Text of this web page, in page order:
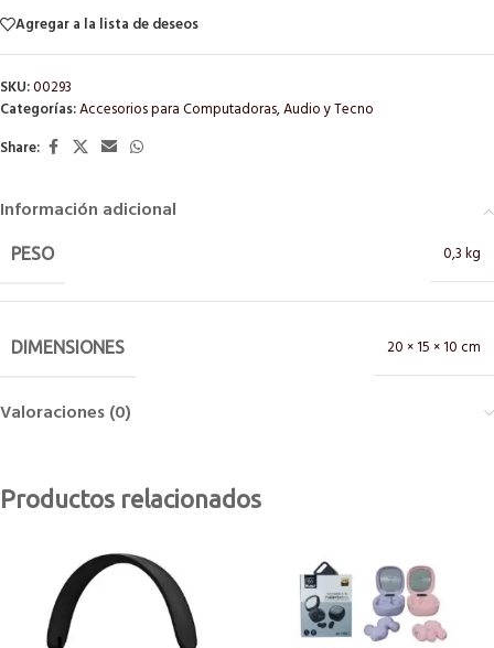
Agregar a la lista de deseos
SKU:00293
Categorías:Accesorios para Computadoras,Audio y Tecno
Share:
Información adicional
PESO 0,3 kg
DIMENSIONES 20 × 15 × 10 cm
Valoraciones (0)
Productos relacionados